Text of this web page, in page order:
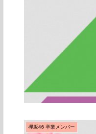
欅坂46 卒業メンバー